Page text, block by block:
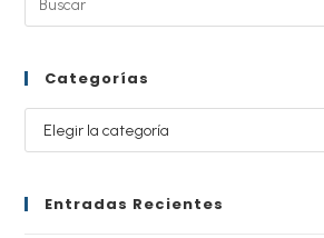
Categorías
Entradas Recientes